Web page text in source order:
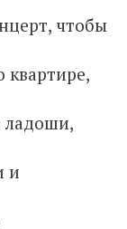
чтобы
квартире,
ладоши,
и